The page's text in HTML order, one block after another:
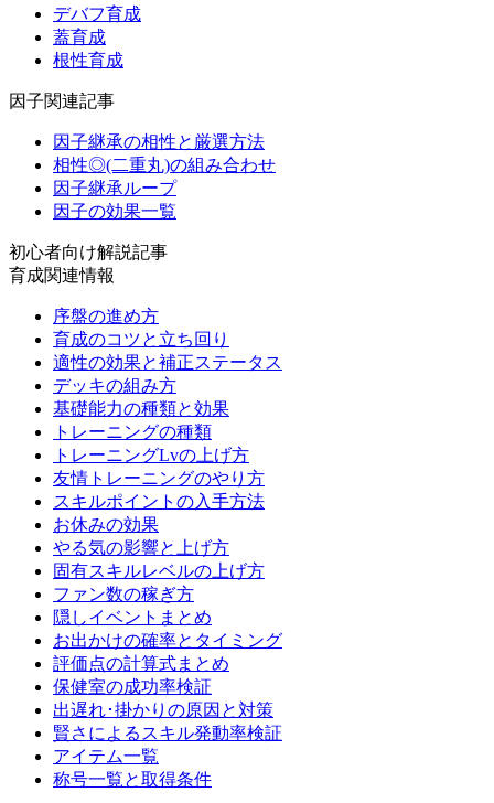
デバフ育成
蓋育成
根性育成
因子関連記事
因子継承の相性と厳選方法
相性◎(二重丸)の組み合わせ
因子継承ループ
因子の効果一覧
初心者向け解説記事
育成関連情報
序盤の進め方
育成のコツと立ち回り
適性の効果と補正ステータス
デッキの組み方
基礎能力の種類と効果
トレーニングの種類
トレーニングLvの上げ方
友情トレーニングのやり方
スキルポイントの入手方法
お休みの効果
やる気の影響と上げ方
固有スキルレベルの上げ方
ファン数の稼ぎ方
隠しイベントまとめ
お出かけの確率とタイミング
評価点の計算式まとめ
保健室の成功率検証
出遅れ･掛かりの原因と対策
賢さによるスキル発動率検証
アイテム一覧
称号一覧と取得条件